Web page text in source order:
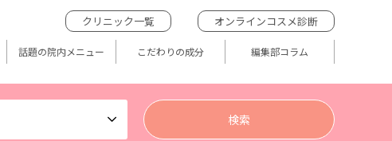
クリニック一覧 オンラインコスメ診断
話題の院内メニュー こだわりの成分 編集部コラム